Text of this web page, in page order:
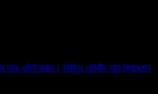
আর এডিট করুন। ভিডিও এডিটিং আর ক্রিয়েশন